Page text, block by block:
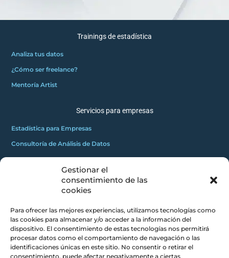
Gestionar el
consentimiento de las
cookies
Para ofrecer las mejores experiencias, utilizamos tecnologías como
las cookies para almacenar y/o acceder a la información del
dispositivo. El consentimiento de estas tecnologías nos permitirá
procesar datos como el comportamiento de navegación o las
identificaciones únicas en este sitio. No consentir o retirar el
consentimiento, puede afectar negativamente a ciertas
Trainings de estadística
Analiza tus datos
¿Cómo ser freelance?
Mentoría Artist
Servicios para empresas
Estadística para Empresas
Consultoría de Análisis de Datos
GRATUITOS
Mini curso gratuito
CONCEPTOS CLAROS